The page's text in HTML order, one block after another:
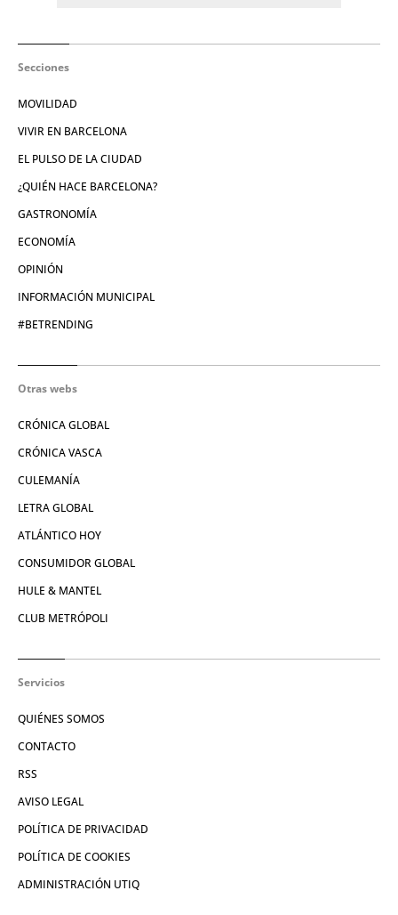
Secciones
MOVILIDAD
VIVIR EN BARCELONA
EL PULSO DE LA CIUDAD
¿QUIÉN HACE BARCELONA?
GASTRONOMÍA
ECONOMÍA
OPINIÓN
INFORMACIÓN MUNICIPAL
#BETRENDING
Otras webs
CRÓNICA GLOBAL
CRÓNICA VASCA
CULEMANÍA
LETRA GLOBAL
ATLÁNTICO HOY
CONSUMIDOR GLOBAL
HULE & MANTEL
CLUB METRÓPOLI
Servicios
QUIÉNES SOMOS
CONTACTO
RSS
AVISO LEGAL
POLÍTICA DE PRIVACIDAD
POLÍTICA DE COOKIES
ADMINISTRACIÓN UTIQ